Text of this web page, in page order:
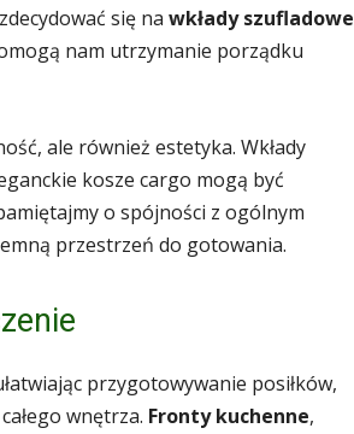
się na wkłady szufladowe
nam utrzymanie porządku
ale również estetyka. Wkłady
kosze cargo mogą być
o spójności z ogólnym
przestrzeń do gotowania.
przygotowywanie posiłków,
wnętrza. Fronty kuchenne,